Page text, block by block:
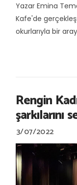
Yazar Emina
Kafe'de
okurlarıyla bir
Rengin
şarkılarını
3/07/2022